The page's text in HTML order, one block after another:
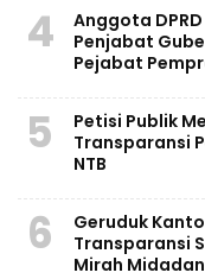
4
Anggota
Penjabat
Pejabat
5
Petisi Publik
Transparansi
NTB
6
Geruduk
Transparansi
Mirah